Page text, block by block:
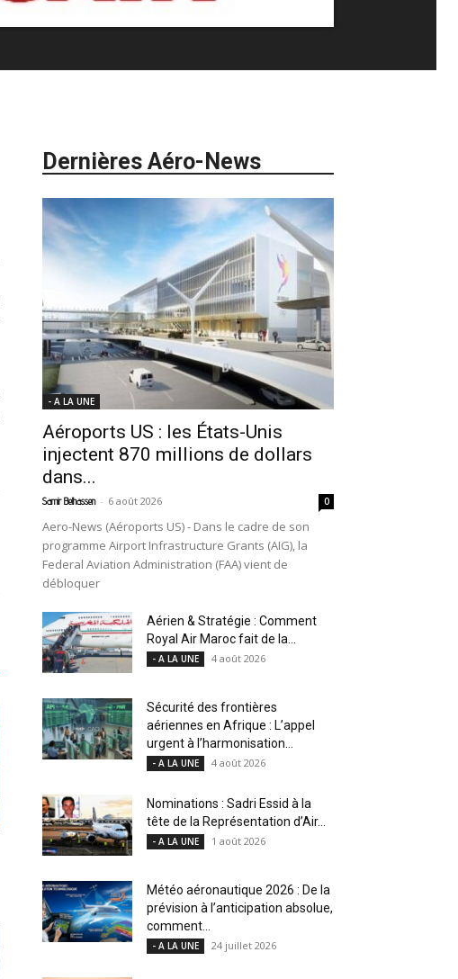
Dernières Aéro-News
- A LA UNE
Aéroports US : les États-Unis
injectent 870 millions de dollars
dans...
Samir Belhassen - 6 août 2026 0
Aero-News (Aéroports US) - Dans le cadre de son
programme Airport Infrastructure Grants (AIG), la
Federal Aviation Administration (FAA) vient de
débloquer
Aérien & Stratégie : Comment
Royal Air Maroc fait de la...
- A LA UNE 4 août 2026
Sécurité des frontières
aériennes en Afrique : L’appel
urgent à l’harmonisation...
- A LA UNE 4 août 2026
Nominations : Sadri Essid à la
tête de la Représentation d’Air...
- A LA UNE 1 août 2026
Météo aéronautique 2026 : De la
prévision à l’anticipation absolue,
comment...
- A LA UNE 24 juillet 2026